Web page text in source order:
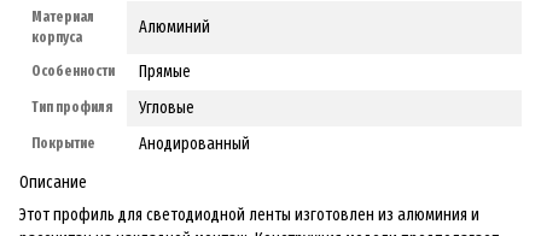
Материал
корпуса
Алюминий
Особенности Прямые
Тип профиля Угловые
Покрытие
Анодированный
Описание
Этот профиль для светодиодной ленты изготовлен из алюминия и